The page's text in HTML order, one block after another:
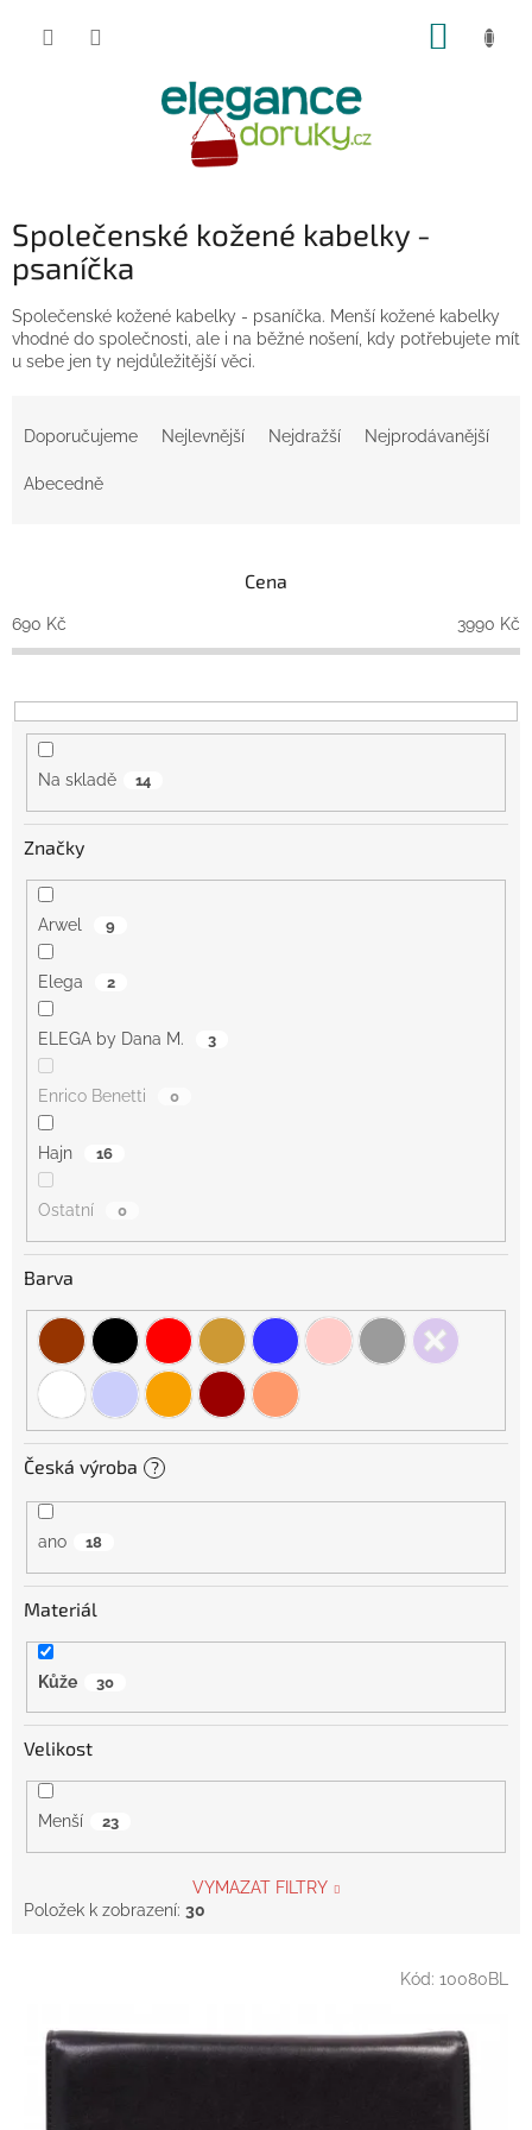
Společenské kožené kabelky -
psaníčka
Společenské kožené kabelky - psaníčka. Menší kožené kabelky
vhodné do společnosti, ale i na běžné nošení, kdy potřebujete mít
u sebe jen ty nejdůležitější věci.
o
d
k
t
Doporučujeme Nejlevnější Nejdražší Nejprodávanější
Abecedně
Cena
690 Kč 3990 Kč
Na skladě 14
Značky
Arwel 9
Elega 2
ELEGA by Dana M. 3
Enrico Benetti 0
Hajn 16
Ostatní 0
Barva
Česká výroba ?
ano 18
Materiál
Kůže 30
Velikost
Menší 23
VYMAZAT FILTRY
Položek k zobrazení: 30
Kód: 10080BL